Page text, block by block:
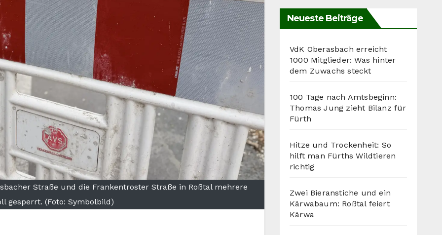
Straße und die Frankentroster Straße in Roßtal mehrere
gesperrt. (Foto: Symbolbild)
Neueste Beiträge
VdK Oberasbach erreicht
1000 Mitglieder: Was hinter
dem Zuwachs steckt
100 Tage nach Amtsbeginn:
Thomas Jung zieht Bilanz für
Fürth
Hitze und Trockenheit: So
hilft man Fürths Wildtieren
richtig
Zwei Bieranstiche und ein
Kärwabaum: Roßtal feiert
Kärwa